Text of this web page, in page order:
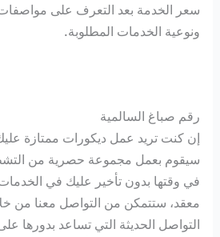
سعر الخدمة بعد التعرف على
ونوعية الخدمات المطلوبة.
رقم صباغ السالمية
إن كنت تريد عمل ديكورات ممتازة
سيقوم بعمل مجموعة حصرية من
في وقتها بدون تأخير عليك في
معقد، ستتمكن من التواصل معنا
التواصل الحديثة التي تساعد بدورها